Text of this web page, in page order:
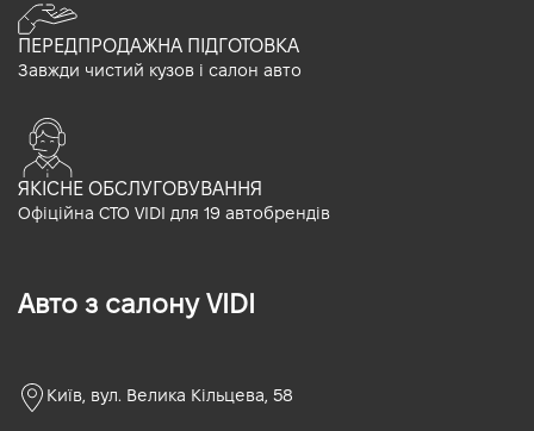
ПЕРЕДПРОДАЖНА ПІДГОТОВКА
Завжди чистий кузов і салон авто
ЯКІСНЕ ОБСЛУГОВУВАННЯ
Офіційна СТО VIDI для 19 автобрендів
Авто з салону VIDI
Київ, вул. Велика Кільцева, 58